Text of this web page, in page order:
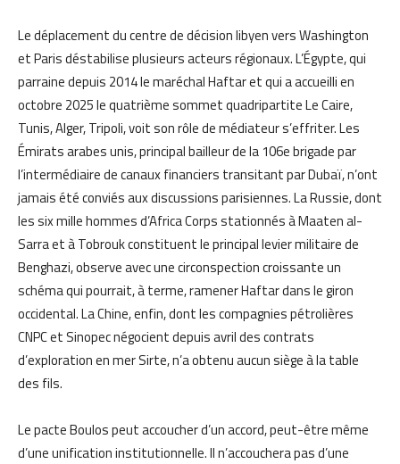
Le déplacement du centre de décision libyen vers Washington
et Paris déstabilise plusieurs acteurs régionaux. L’Égypte, qui
parraine depuis 2014 le maréchal Haftar et qui a accueilli en
octobre 2025 le quatrième sommet quadripartite Le Caire,
Tunis, Alger, Tripoli, voit son rôle de médiateur s’effriter. Les
Émirats arabes unis, principal bailleur de la 106e brigade par
l’intermédiaire de canaux financiers transitant par Dubaï, n’ont
jamais été conviés aux discussions parisiennes. La Russie, dont
les six mille hommes d’Africa Corps stationnés à Maaten al-
Sarra et à Tobrouk constituent le principal levier militaire de
Benghazi, observe avec une circonspection croissante un
schéma qui pourrait, à terme, ramener Haftar dans le giron
occidental. La Chine, enfin, dont les compagnies pétrolières
CNPC et Sinopec négocient depuis avril des contrats
d’exploration en mer Sirte, n’a obtenu aucun siège à la table
des fils.
Le pacte Boulos peut accoucher d’un accord, peut-être même
d’une unification institutionnelle. Il n’accouchera pas d’une